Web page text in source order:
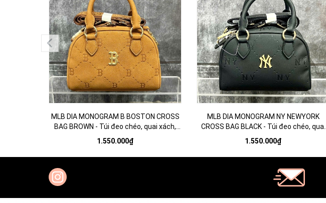
MLB DIA MONOGRAM B BOSTON CROSS
BAG BROWN - Túi đeo chéo, quai xách,
màu nâu
1.550.000₫
MLB DIA MONOGRAM NY NEWYORK
CROSS BAG BLACK - Túi đeo chéo, quai
xách, màu đen
1.550.000₫